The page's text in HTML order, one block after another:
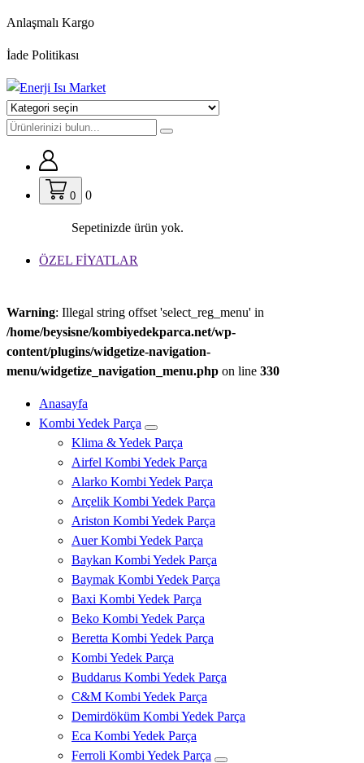
İçeriğe
Anlaşmalı Kargo
İade Politikası
0 0
Sepetinizde ürün yok.
ÖZEL FİYATLAR
Warning: Illegal string offset 'select_reg_menu' in
/home/beysisne/kombiyedekparca.net/wp-
content/plugins/widgetize-navigation-
menu/widgetize_navigation_menu.php on line 330
Anasayfa
Kombi Yedek Parça
Klima & Yedek Parça
Airfel Kombi Yedek Parça
Alarko Kombi Yedek Parça
Arçelik Kombi Yedek Parça
Ariston Kombi Yedek Parça
Auer Kombi Yedek Parça
Baykan Kombi Yedek Parça
Baymak Kombi Yedek Parça
Baxi Kombi Yedek Parça
Beko Kombi Yedek Parça
Beretta Kombi Yedek Parça
Kombi Yedek Parça
Buddarus Kombi Yedek Parça
C&M Kombi Yedek Parça
Demirdöküm Kombi Yedek Parça
Eca Kombi Yedek Parça
Ferroli Kombi Yedek Parça